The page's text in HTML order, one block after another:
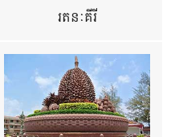
រតនៈគីរី